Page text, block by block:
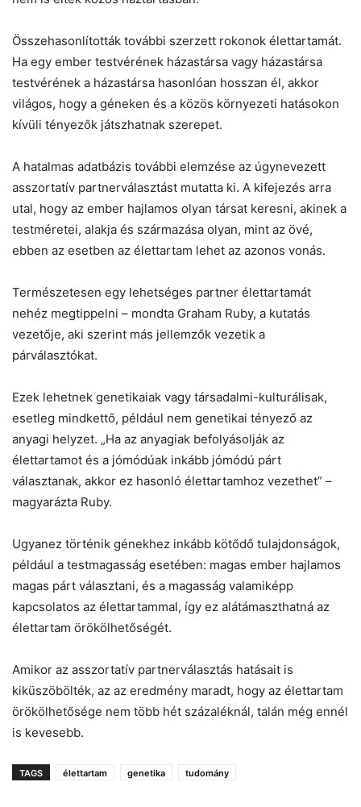
Összehasonlították további szerzett rokonok élettartamát.
Ha egy ember testvérének házastársa vagy házastársa
testvérének a házastársa hasonlóan hosszan él, akkor
világos, hogy a géneken és a közös környezeti hatásokon
kívüli tényezők játszhatnak szerepet.
A hatalmas adatbázis további elemzése az úgynevezett
asszortatív partnerválasztást mutatta ki. A kifejezés arra
utal, hogy az ember hajlamos olyan társat keresni, akinek a
testméretei, alakja és származása olyan, mint az övé,
ebben az esetben az élettartam lehet az azonos vonás.
Természetesen egy lehetséges partner élettartamát
nehéz megtippelni – mondta Graham Ruby, a kutatás
vezetője, aki szerint más jellemzők vezetik a
párválasztókat.
Ezek lehetnek genetikaiak vagy társadalmi-kulturálisak,
esetleg mindkettő, például nem genetikai tényező az
anyagi helyzet. „Ha az anyagiak befolyásolják az
élettartamot és a jómódúak inkább jómódú párt
választanak, akkor ez hasonló élettartamhoz vezethet” –
magyarázta Ruby.
Ugyanez történik génekhez inkább kötődő tulajdonságok,
például a testmagasság esetében: magas ember hajlamos
magas párt választani, és a magasság valamiképp
kapcsolatos az élettartammal, így ez alátámaszthatná az
élettartam örökölhetőségét.
Amikor az asszortatív partnerválasztás hatásait is
kiküszöbölték, az az eredmény maradt, hogy az élettartam
örökölhetősége nem több hét százaléknál, talán még ennél
is kevesebb.
TAGS élettartam genetika tudomány